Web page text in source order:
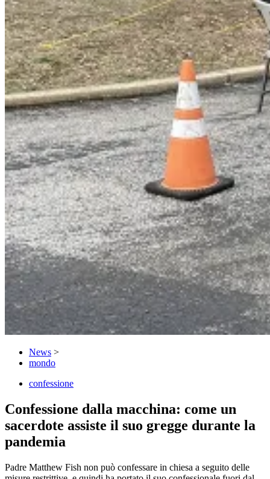
News >
mondo
confessione
Confessione dalla macchina: come un
sacerdote assiste il suo gregge durante la
pandemia
Padre Matthew Fish non può confessare in chiesa a seguito delle